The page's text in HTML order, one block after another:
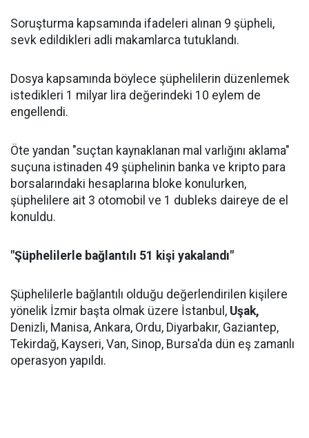
Soruşturma kapsamında ifadeleri alınan 9 şüpheli,
sevk edildikleri adli makamlarca tutuklandı.
Dosya kapsamında böylece şüphelilerin düzenlemek
istedikleri 1 milyar lira değerindeki 10 eylem de
engellendi.
Öte yandan "suçtan kaynaklanan mal varlığını aklama"
suçuna istinaden 49 şüphelinin banka ve kripto para
borsalarındaki hesaplarına bloke konulurken,
şüphelilere ait 3 otomobil ve 1 dubleks daireye de el
konuldu.
"Şüphelilerle bağlantılı 51 kişi yakalandı"
Şüphelilerle bağlantılı olduğu değerlendirilen kişilere
yönelik İzmir başta olmak üzere İstanbul, Uşak,
Denizli, Manisa, Ankara, Ordu, Diyarbakır, Gaziantep,
Tekirdağ, Kayseri, Van, Sinop, Bursa'da dün eş zamanlı
operasyon yapıldı.